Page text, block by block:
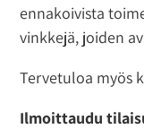
ennakoivista
vinkkejä, joiden
Tervetuloa myös
Ilmoittaudu